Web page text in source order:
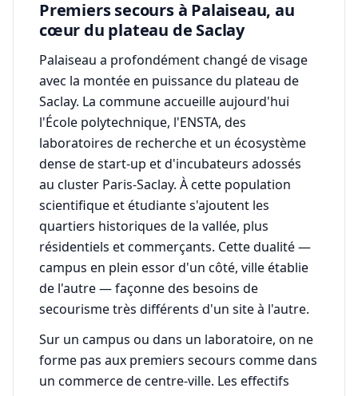
Premiers secours à Palaiseau, au
cœur du plateau de Saclay
Palaiseau a profondément changé de visage
avec la montée en puissance du plateau de
Saclay. La commune accueille aujourd'hui
l'École polytechnique, l'ENSTA, des
laboratoires de recherche et un écosystème
dense de start-up et d'incubateurs adossés
au cluster Paris-Saclay. À cette population
scientifique et étudiante s'ajoutent les
quartiers historiques de la vallée, plus
résidentiels et commerçants. Cette dualité —
campus en plein essor d'un côté, ville établie
de l'autre — façonne des besoins de
secourisme très différents d'un site à l'autre.
Sur un campus ou dans un laboratoire, on ne
forme pas aux premiers secours comme dans
un commerce de centre-ville. Les effectifs